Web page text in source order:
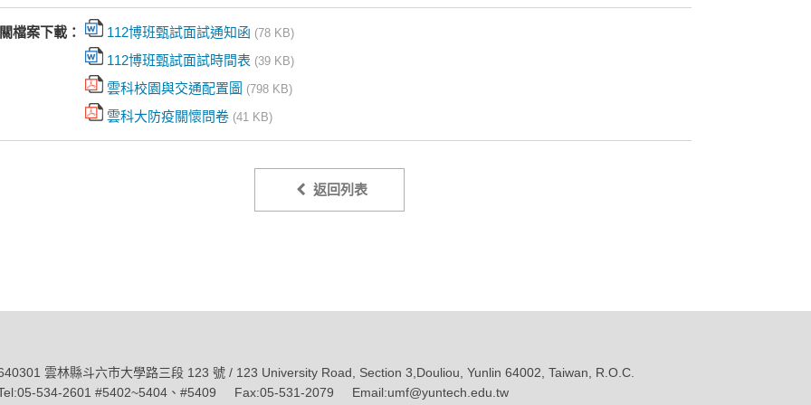
檔案下載： 112博班甄試面試通知函 (78 KB)
112博班甄試面試時間表 (39 KB)
雲科校園與交通配置圖 (798 KB)
雲科大防疫關懷問卷 (41 KB)
返回列表
雲林縣斗六市大學路三段 123 號 / 123 University Road, Section 3,Douliou, Yunlin 64002, Taiwan, R.O.C.
534-2601 #5402~5404、#5409 Fax:05-531-2079 Email:umf@yuntech.edu.tw